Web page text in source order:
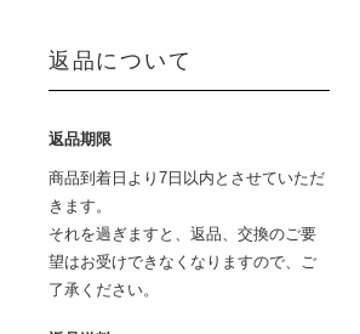
返品について
返品期限
商品到着日より7日以内とさせていただ
きます。
それを過ぎますと、返品、交換のご要
望はお受けできなくなりますので、ご
了承ください。